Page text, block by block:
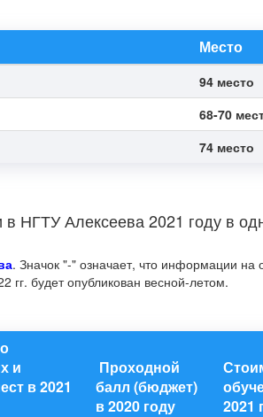
Место
94 место
68-70
74 место
НГТУ Алексеева 2021 году в
. Значок "-" означает, что информации
гг. будет опубликован весной-летом.
и
в 2021
Проходной
балл (бюджет)
в 2020 году
2021